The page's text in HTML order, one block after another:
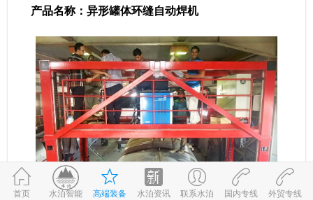
产品名称：异形罐体环缝自动焊机
©2017-2026水泊智能 鲁ICP备09059980号-1 鲁公网安备 37083202370898号
首页 水泊智能 高端装备 水泊资讯 联系水泊 国内专线 外贸专线